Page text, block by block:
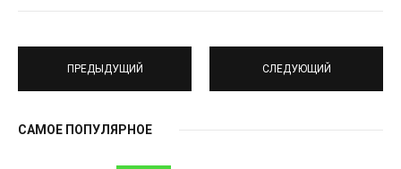
ПРЕДЫДУЩИЙ СЛЕДУЮЩИЙ
САМОЕ ПОПУЛЯРНОЕ